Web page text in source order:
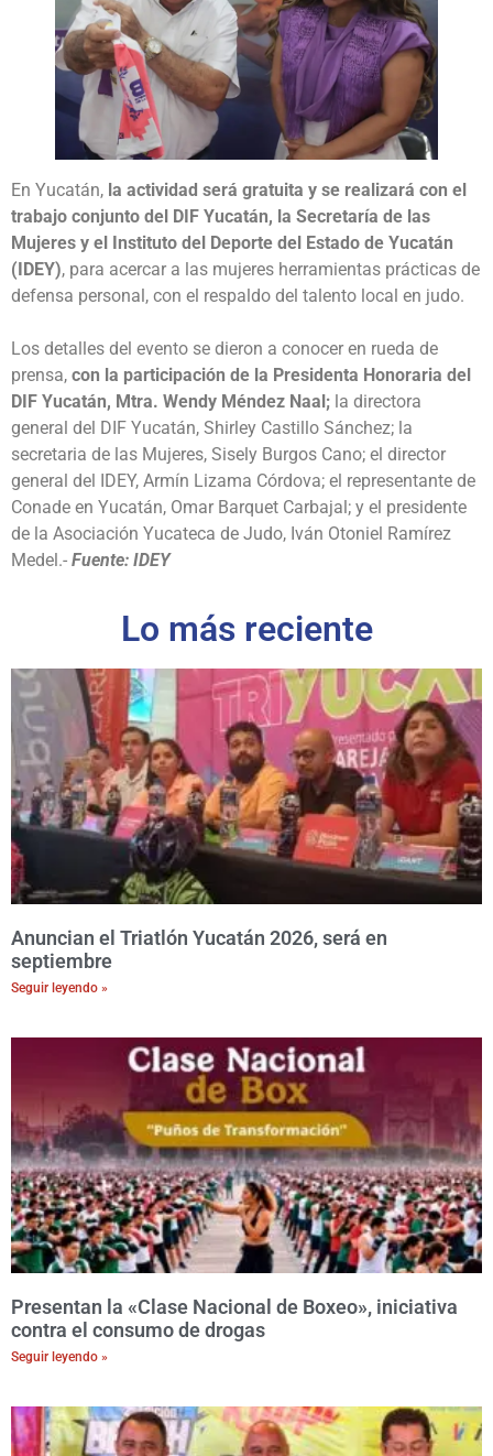
En Yucatán, la actividad será gratuita y se realizará con el
trabajo conjunto del DIF Yucatán, la Secretaría de las
Mujeres y el Instituto del Deporte del Estado de Yucatán
(IDEY), para acercar a las mujeres herramientas prácticas de
defensa personal, con el respaldo del talento local en judo.
Los detalles del evento se dieron a conocer en rueda de
prensa, con la participación de la Presidenta Honoraria del
DIF Yucatán, Mtra. Wendy Méndez Naal; la directora
general del DIF Yucatán, Shirley Castillo Sánchez; la
secretaria de las Mujeres, Sisely Burgos Cano; el director
general del IDEY, Armín Lizama Córdova; el representante de
Conade en Yucatán, Omar Barquet Carbajal; y el presidente
de la Asociación Yucateca de Judo, Iván Otoniel Ramírez
Medel.- Fuente: IDEY
Lo más reciente
Anuncian el Triatlón Yucatán 2026, será en
septiembre
Seguir leyendo »
Presentan la «Clase Nacional de Boxeo», iniciativa
contra el consumo de drogas
Seguir leyendo »